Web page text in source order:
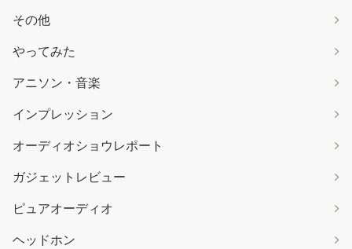
その他
やってみた
アニソン・音楽
インプレッション
オーディオショウレポート
ガジェットレビュー
ピュアオーディオ
ヘッドホン